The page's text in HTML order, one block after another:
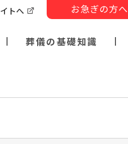
トへ お急ぎの方へ
葬儀の基礎知識